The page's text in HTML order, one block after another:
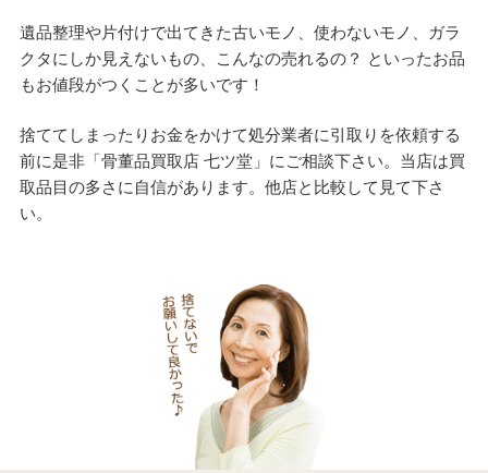
遺品整理や片付けで出てきた古いモノ、使わないモノ、ガラ
クタにしか見えないもの、こんなの売れるの？ といったお品
もお値段がつくことが多いです！
捨ててしまったりお金をかけて処分業者に引取りを依頼する
前に是非「骨董品買取店 七ツ堂」にご相談下さい。当店は買
取品目の多さに自信があります。他店と比較して見て下さ
い。